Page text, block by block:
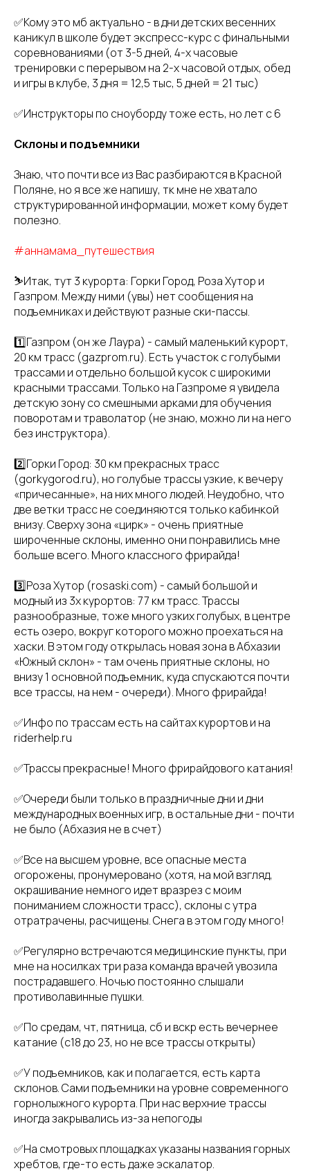
✅Кому это мб актуально - в дни детских весенних
каникул в школе будет экспресс-курс с финальными
соревнованиями (от 3-5 дней, 4-х часовые
тренировки с перерывом на 2-х часовой отдых, обед
и игры в клубе, 3 дня = 12,5 тыс, 5 дней = 21 тыс)
✅Инструкторы по сноуборду тоже есть, но лет с 6
Склоны и подъемники
Знаю, что почти все из Вас разбираются в Красной
Поляне, но я все же напишу, тк мне не хватало
структурированной информации, может кому будет
полезно.
#аннамама_путешествия
⛷Итак, тут 3 курорта: Горки Город, Роза Хутор и
Газпром. Между ними (увы) нет сообщения на
подъемниках и действуют разные ски-пассы.
1️⃣Газпром (он же Лаура) - самый маленький курорт,
20 км трасс (gazprom.ru). Есть участок с голубыми
трассами и отдельно большой кусок с широкими
красными трассами. Только на Газпроме я увидела
детскую зону со смешными арками для обучения
поворотам и траволатор (не знаю, можно ли на него
без инструктора).
2️⃣Горки Город: 30 км прекрасных трасс
(gorkygorod.ru), но голубые трассы узкие, к вечеру
«причесанные», на них много людей. Неудобно, что
две ветки трасс не соединяются только кабинкой
внизу. Сверху зона «цирк» - очень приятные
широченные склоны, именно они понравились мне
больше всего. Много классного фрирайда!
3️⃣Роза Хутор (rosaski.com) - самый большой и
модный из 3х курортов: 77 км трасс. Трассы
разнообразные, тоже много узких голубых, в центре
есть озеро, вокруг которого можно проехаться на
хаски. В этом году открылась новая зона в Абхазии
«Южный склон» - там очень приятные склоны, но
внизу 1 основной подъемник, куда спускаются почти
все трассы, на нем - очереди). Много фрирайда!
✅Инфо по трассам есть на сайтах курортов и на
riderhelp.ru
✅Трассы прекрасные! Много фрирайдового катания!
✅Очереди были только в праздничные дни и дни
международных военных игр, в остальные дни - почти
не было (Абхазия не в счет)
✅Все на высшем уровне, все опасные места
огорожены, пронумеровано (хотя, на мой взгляд,
окрашивание немного идет вразрез с моим
пониманием сложности трасс), склоны с утра
отратрачены, расчищены. Снега в этом году много!
✅Регулярно встречаются медицинские пункты, при
мне на носилках три раза команда врачей увозила
пострадавшего. Ночью постоянно слышали
противолавинные пушки.
✅По средам, чт, пятница, сб и вскр есть вечернее
катание (с18 до 23, но не все трассы открыты)
✅У подъемников, как и полагается, есть карта
склонов. Сами подъемники на уровне современного
горнолыжного курорта. При нас верхние трассы
иногда закрывались из-за непогоды
✅На смотровых площадках указаны названия горных
хребтов, где-то есть даже эскалатор.